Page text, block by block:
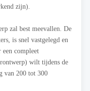
zijn).
zal best meevallen. De
is snel vastgelegd en
een compleet
wilt tijdens de
van 200 tot 300